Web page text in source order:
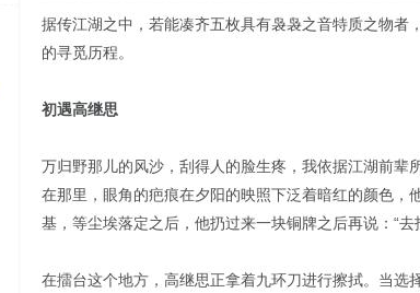
据传江湖之中，若能凑齐五枚具有袅袅之音特质之物
的寻觅历程。
初遇高继思
万归野那儿的风沙，刮得人的脸生疼，我依据江湖前辈
在那里，眼角的疤痕在夕阳的映照下泛着暗红的颜色，
基，等尘埃落定之后，他扔过来一块铜牌之后再说：“去
在擂台这个地方，高继思正拿着九环刀进行擦拭。当选